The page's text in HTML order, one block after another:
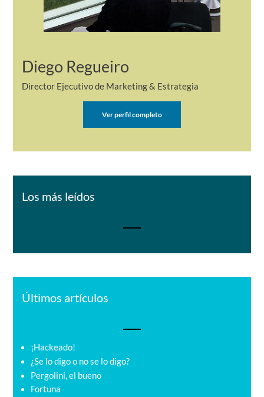
Diego Regueiro
Director Ejecutivo de Marketing & Estrategia
Ver perfil completo
Los más leídos
Últimos artículos
¡Hackeado!
¿Se lo digo o no se lo digo?
Pergolini, el bueno
Fortuna